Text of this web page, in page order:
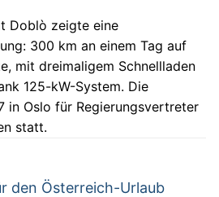
Doblò zeigte eine
300 km an einem Tag auf
mit dreimaligem Schnellladen
125-kW-System. Die
in Oslo für Regierungsvertreter
statt.
den Österreich-Urlaub